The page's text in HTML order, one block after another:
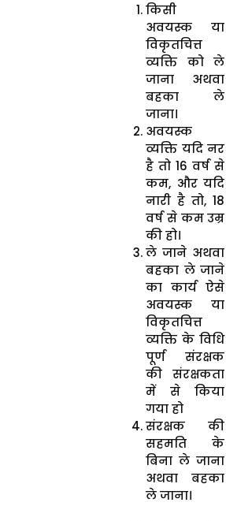
किसी
अवयस्क या
विकृतचित्त
व्यक्ति को ले
जाना अथवा
बहका ले
जाना।
अवयस्क
व्यक्ति यदि नर
है तो 16 वर्ष से
कम, और यदि
नारी है तो, 18
वर्ष से कम उम्र
की हो।
ले जाने अथवा
बहका ले जाने
का कार्य ऐसे
अवयस्क या
विकृतचित्त
व्यक्ति के विधि
पूर्ण संरक्षक
की संरक्षकता
में से किया
गया हो
संरक्षक की
सहमति के
बिना ले जाना
अथवा बहका
ले जाना।